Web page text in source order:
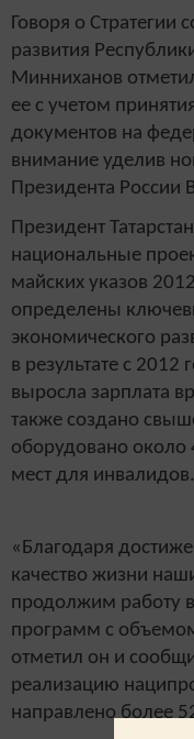
Говоря о Стратегии
развития
Минниханов
ее с учетом
документов на
внимание уделив
Президента России
Президент
национальные
майских указов
определены
экономического
в результате с 2012
выросла зарплата
также создано
оборудовано около
мест для инвалидов.
«Благодаря
качество жизни
продолжим работу
программ с
отметил он и
реализацию
направлено более